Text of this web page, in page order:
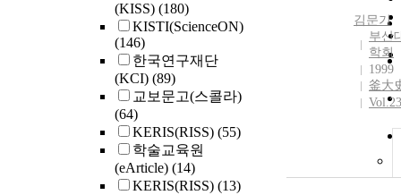
(KISS) (180)
KISTI(ScienceON)
(146)
한국연구재단
(KCI) (89)
교보문고(스콜라)
(64)
KERIS(RISS) (55)
학술교육원
(eArticle) (14)
KERIS(RISS) (13)
김문기
부산
학회
1999
釜大